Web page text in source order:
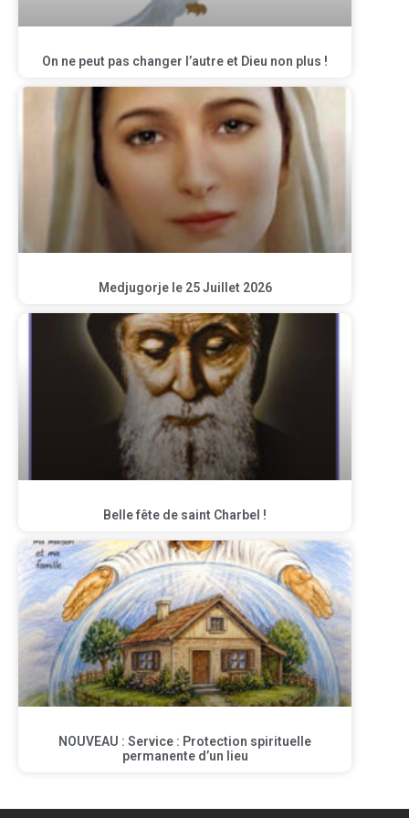
On ne peut pas changer l’autre et Dieu non plus !
Medjugorje le 25 Juillet 2026
Belle fête de saint Charbel !
NOUVEAU : Service : Protection spirituelle
permanente d’un lieu